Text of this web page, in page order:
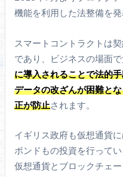
機能を利用した法整備を
スマートコントラクトは
であり、ビジネスの場面
に導入されることで法的
データの改ざんが困難と
正が防止されます。
イギリス政府も仮想通貨
ポンドもの投資を行って
仮想通貨とブロックチェ